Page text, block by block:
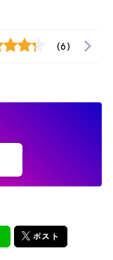
(6)
ポスト